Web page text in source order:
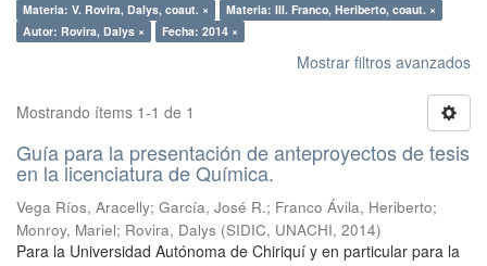
Materia: V. Rovira, Dalys, coaut. ×
Materia: III. Franco, Heriberto, coaut. ×
Autor: Rovira, Dalys ×
Fecha: 2014 ×
Mostrar filtros avanzados
Mostrando ítems 1-1 de 1
Guía para la presentación de anteproyectos de tesis
en la licenciatura de Química.
Vega Ríos, Aracelly; García, José R.; Franco Ávila, Heriberto;
Monroy, Mariel; Rovira, Dalys (SIDIC, UNACHI, 2014)
Para la Universidad Autónoma de Chiriquí y en particular para la